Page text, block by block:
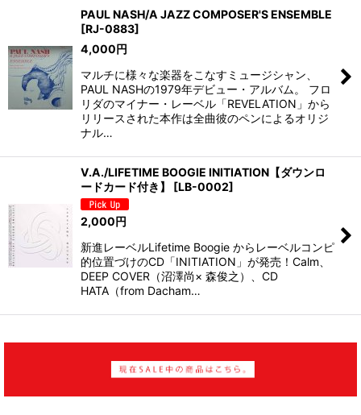
PAUL NASH/A JAZZ COMPOSER'S ENSEMBLE
[RJ-0883]
4,000円
マルチに様々な楽器をこなすミュージシャン、
PAUL NASHの1979年デビュー・アルバム。 フロ
リダのマイナー・レーベル「REVELATION」から
リリースされた本作は全曲彼のペンによるオリジ
ナル…
V.A./LIFETIME BOOGIE INITIATION【ダウンロ
ードカード付き】
[LB-0002]
2,000円
新進レーベルLifetime Boogie からレーベルコンピ
的位置づけのCD「INITIATION」が発売！Calm、
DEEP COVER（沼澤尚× 森俊之）、CD
HATA（from Dacham…